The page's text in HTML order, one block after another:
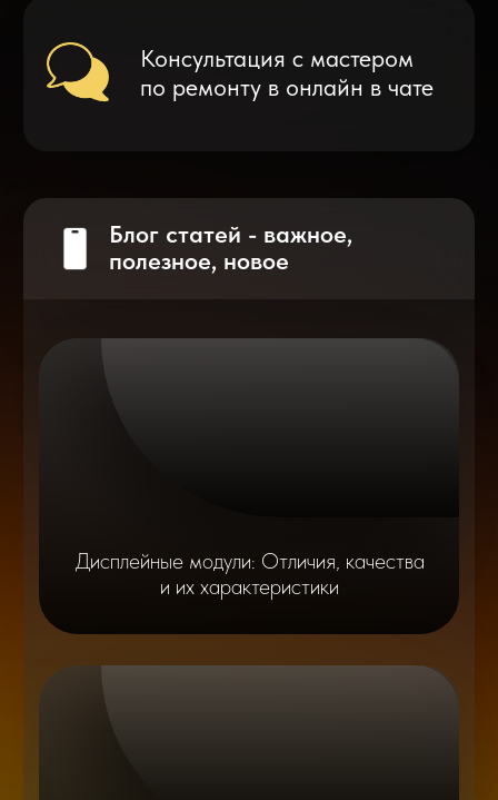
Что делать после замены аккумулятора
на смартфоне?